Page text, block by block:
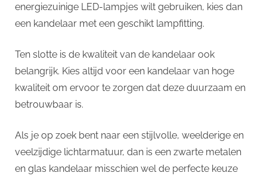
energiezuinige LED-lampjes wilt gebruiken, kies dan
een kandelaar met een geschikt lampfitting.
Ten slotte is de kwaliteit van de kandelaar ook
belangrijk. Kies altijd voor een kandelaar van hoge
kwaliteit om ervoor te zorgen dat deze duurzaam en
betrouwbaar is.
Als je op zoek bent naar een stijlvolle, weelderige en
veelzijdige lichtarmatuur, dan is een zwarte metalen
en glas kandelaar misschien wel de perfecte keuze